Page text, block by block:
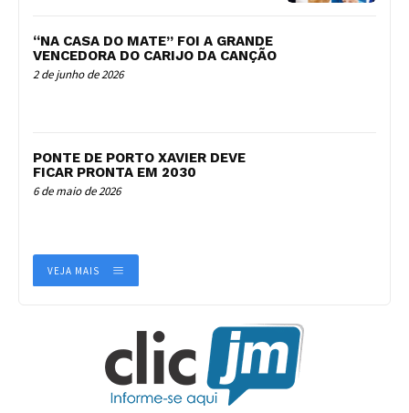
“NA CASA DO MATE” FOI A GRANDE
VENCEDORA DO CARIJO DA CANÇÃO
2 de junho de 2026
PONTE DE PORTO XAVIER DEVE
FICAR PRONTA EM 2030
6 de maio de 2026
VEJA MAIS